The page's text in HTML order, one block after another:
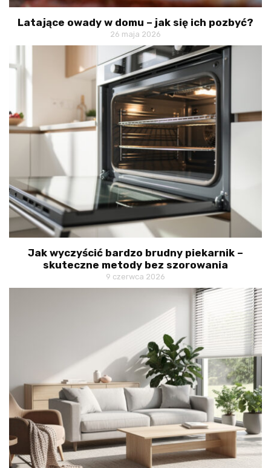
Latające owady w domu – jak się ich pozbyć?
26 maja 2026
Jak wyczyścić bardzo brudny piekarnik –
skuteczne metody bez szorowania
9 czerwca 2026